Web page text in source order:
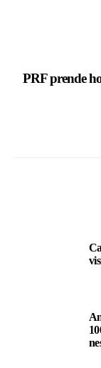
PRF prende